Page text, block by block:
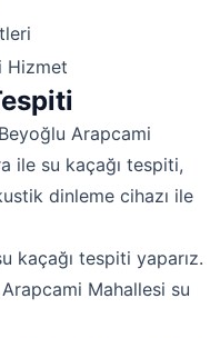
Hizmet
Arapcami
ile su kaçağı tespiti,
dinleme cihazı ile
kaçağı tespiti yaparız.
Mahallesi su